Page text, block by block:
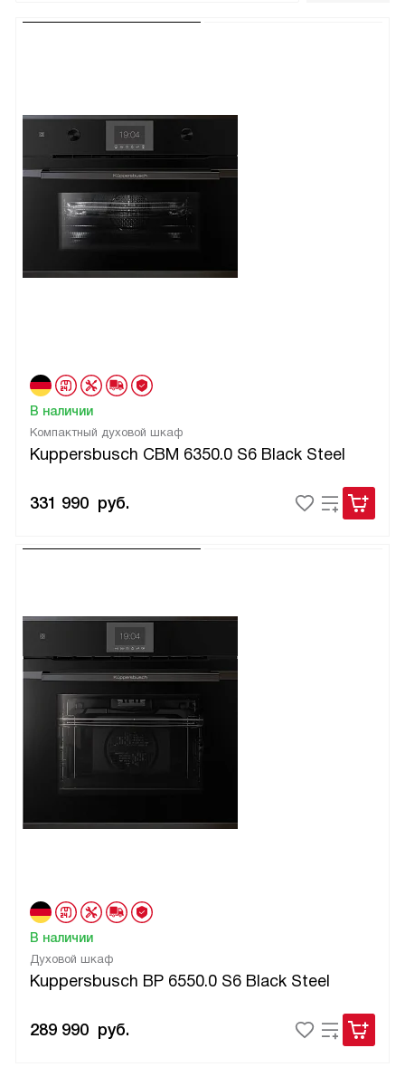
Компактный духовой шкаф
Kuppersbusch CBM 6350.0 S6 Black Steel
В наличии
331 990 руб.
Духовой шкаф
Kuppersbusch BP 6550.0 S6 Black Steel
В наличии
289 990 руб.